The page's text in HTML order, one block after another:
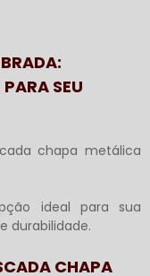
SEU
chapa metálica
ideal para sua
durabilidade.
CHAPA